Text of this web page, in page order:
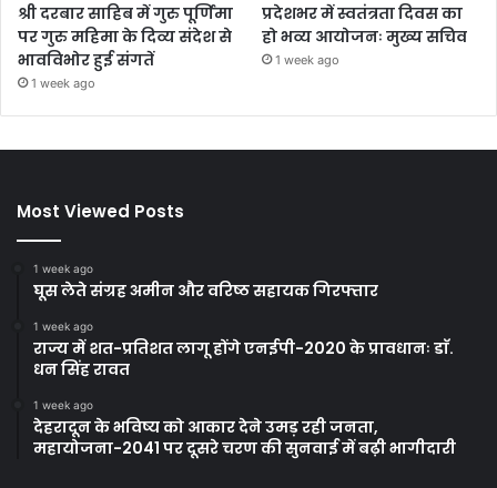
श्री दरबार साहिब में गुरु पूर्णिमा
पर गुरु महिमा के दिव्य संदेश से
भावविभोर हुई संगतें
1 week ago
प्रदेशभर में स्वतंत्रता दिवस का
हो भव्य आयोजनः मुख्य सचिव
1 week ago
Most Viewed Posts
1 week ago
घूस लेते संग्रह अमीन और वरिष्ठ सहायक गिरफ्तार
1 week ago
राज्य में शत-प्रतिशत लागू होंगे एनईपी-2020 के प्रावधानः डाॅ.
धन सिंह रावत
1 week ago
देहरादून के भविष्य को आकार देने उमड़ रही जनता,
महायोजना-2041 पर दूसरे चरण की सुनवाई में बढ़ी भागीदारी